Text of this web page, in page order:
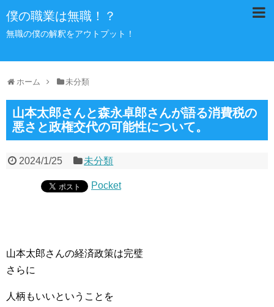
僕の職業は無職！？
無職の僕の解釈をアウトプット！
ホーム 未分類
山本太郎さんと森永卓郎さんが語る消費税の
悪さと政権交代の可能性について。
2024/1/25 未分類
Pocket
山本太郎さんの経済政策は完璧
さらに
人柄もいいということを